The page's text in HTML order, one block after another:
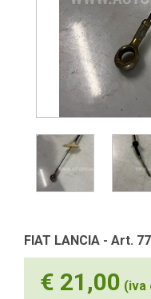
FIAT LANCIA - Art.
€ 21,00 (iva